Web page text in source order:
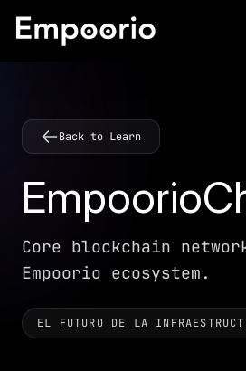
Back to Learn
Core blockchain
Empoorio ecosystem.
EL FUTURO DE LA